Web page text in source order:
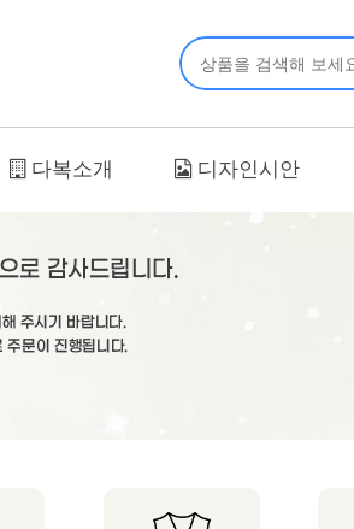
다복소개 디자인시안